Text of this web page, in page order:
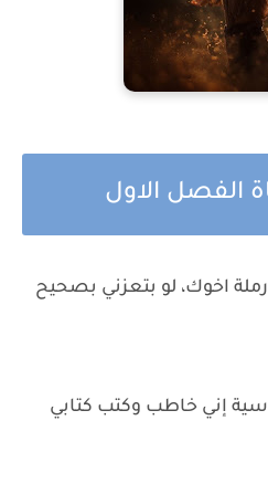
الفصل الاول
اخوك، لو بتعزني بصحيح
إني خاطب وكتب كتابي